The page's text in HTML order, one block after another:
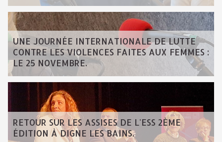
UNE JOURNÉE INTERNATIONALE DE LUTTE
CONTRE LES VIOLENCES FAITES AUX FEMMES :
LE 25 NOVEMBRE.
RETOUR SUR LES ASSISES DE L'ESS 2ÈME
ÉDITION À DIGNE LES BAINS.